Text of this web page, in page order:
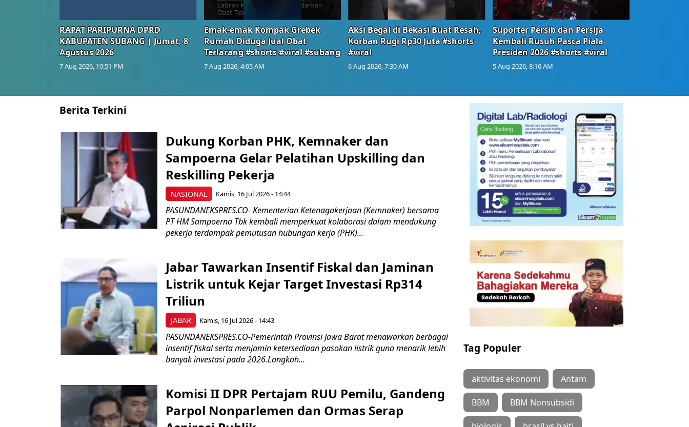
RAPAT PARIPURNA DPRD
KABUPATEN SUBANG | Jumat, 8
Agustus 2026
7 Aug 2026, 10:51 PM
Emak-emak Kompak Grebek
Rumah Diduga Jual Obat
Terlarang #shorts #viral #subang
7 Aug 2026, 4:05 AM
Aksi Begal di Bekasi Buat Resah,
Korban Rugi Rp30 Juta #shorts
#viral
6 Aug 2026, 7:30 AM
Suporter Persib dan Persija
Kembali Rusuh Pasca Piala
Presiden 2026 #shorts #viral
5 Aug 2026, 8:16 AM
Berita Terkini
NASIONAL
Dukung Korban PHK, Kemnaker dan
Sampoerna Gelar Pelatihan Upskilling dan
Reskilling Pekerja
Kamis, 16 Jul 2026 - 14:44
PASUNDANEKSPRES.CO- Kementerian Ketenagakerjaan (Kemnaker) bersama
PT HM Sampoerna Tbk kembali memperkuat kolaborasi dalam mendukung
pekerja terdampak pemutusan hubungan kerja (PHK)...
JABAR
Jabar Tawarkan Insentif Fiskal dan Jaminan
Listrik untuk Kejar Target Investasi Rp314
Triliun
Kamis, 16 Jul 2026 - 14:43
PASUNDANEKSPRES.CO-Pemerintah Provinsi Jawa Barat menawarkan berbagai
insentif fiskal serta menjamin ketersediaan pasokan listrik guna menarik lebih
banyak investasi pada 2026.Langkah...
Komisi II DPR Pertajam RUU Pemilu, Gandeng
Parpol Nonparlemen dan Ormas Serap
Tag Populer
aktivitas ekonomi Antam
BBM BBM Nonsubsidi